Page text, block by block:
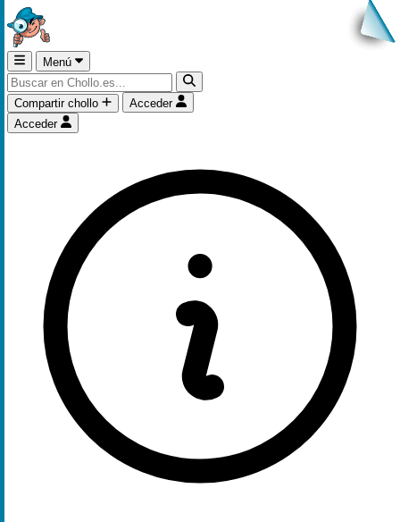
Menú
Compartir chollo
Acceder
Acceder